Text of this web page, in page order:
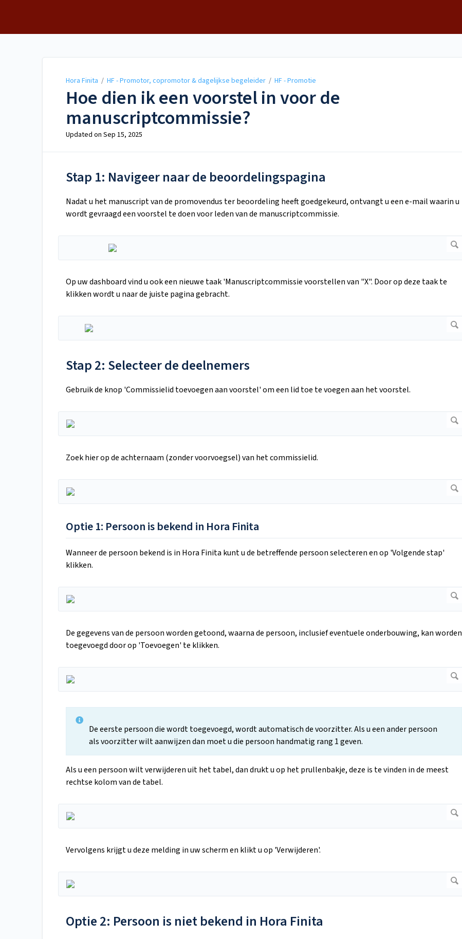
Hora Finita / HF - Promotor, copromotor & dagelijkse begeleider / HF - Promotie
Hoe dien ik een voorstel in voor de
manuscriptcommissie?
Updated on Sep 15, 2025
Stap 1: Navigeer naar de beoordelingspagina
Nadat u het manuscript van de promovendus ter beoordeling heeft goedgekeurd, ontvangt u een e-mail waarin u
wordt gevraagd een voorstel te doen voor leden van de manuscriptcommissie.
Op uw dashboard vind u ook een nieuwe taak 'Manuscriptcommissie voorstellen van "X". Door op deze taak te
klikken wordt u naar de juiste pagina gebracht.
Stap 2: Selecteer de deelnemers
Gebruik de knop 'Commissielid toevoegen aan voorstel' om een lid toe te voegen aan het voorstel.
Zoek hier op de achternaam (zonder voorvoegsel) van het commissielid.
Optie 1: Persoon is bekend in Hora Finita
Wanneer de persoon bekend is in Hora Finita kunt u de betreffende persoon selecteren en op 'Volgende stap'
klikken.
De gegevens van de persoon worden getoond, waarna de persoon, inclusief eventuele onderbouwing, kan worden
toegevoegd door op 'Toevoegen' te klikken.
De eerste persoon die wordt toegevoegd, wordt automatisch de voorzitter. Als u een ander persoon
als voorzitter wilt aanwijzen dan moet u die persoon handmatig rang 1 geven.
Als u een persoon wilt verwijderen uit het tabel, dan drukt u op het prullenbakje, deze is te vinden in de meest
rechtse kolom van de tabel.
Vervolgens krijgt u deze melding in uw scherm en klikt u op 'Verwijderen'.
Optie 2: Persoon is niet bekend in Hora Finita